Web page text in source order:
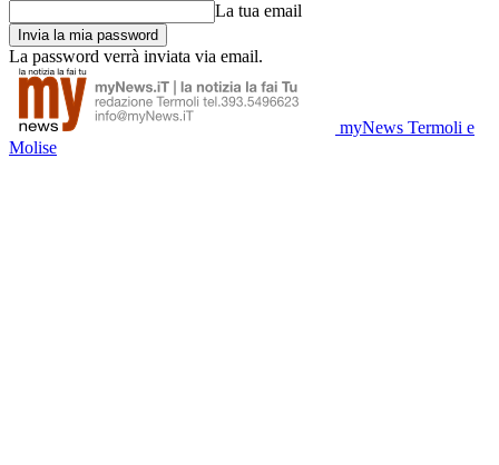
La tua email
La password verrà inviata via email.
myNews Termoli e
Molise